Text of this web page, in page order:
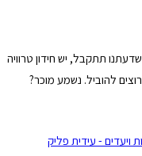
שדעתנו תתקבל, יש חידון טרוויה
להוביל. נשמע מוכר?